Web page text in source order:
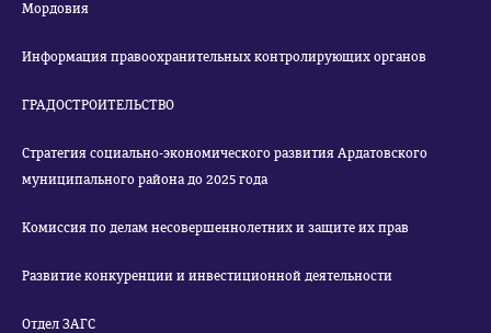
Мордовия
Информация правоохранительных контролирующих органов
ГРАДОСТРОИТЕЛЬСТВО
Стратегия социально-экономического развития Ардатовского
муниципального района до 2025 года
Комиссия по делам несовершеннолетних и защите их прав
Развитие конкуренции и инвестиционной деятельности
Отдел ЗАГС